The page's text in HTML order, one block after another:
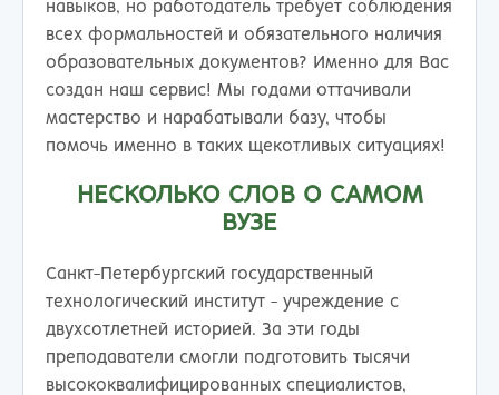
навыков, но работодатель требует соблюдения
всех формальностей и обязательного наличия
образовательных документов? Именно для Вас
создан наш сервис! Мы годами оттачивали
мастерство и нарабатывали базу, чтобы
помочь именно в таких щекотливых ситуациях!
НЕСКОЛЬКО СЛОВ О САМОМ
ВУЗЕ
Санкт-Петербургский государственный
технологический институт - учреждение с
двухсотлетней историей. За эти годы
преподаватели смогли подготовить тысячи
высококвалифицированных специалистов,